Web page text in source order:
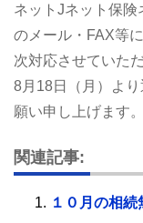
ネットJネット保険
のメール・FAX等
次対応させていた
8月18日（月）よ
願い申し上げます。
関連記事:
１０月の相続